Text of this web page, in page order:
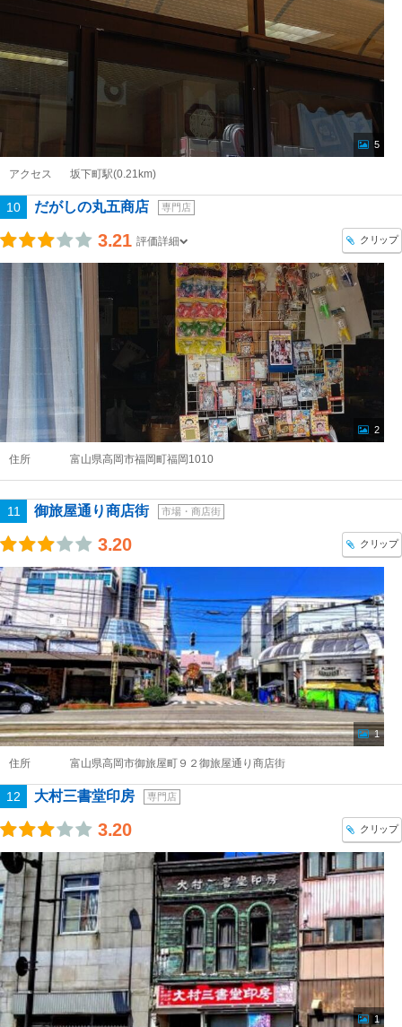
5
アクセス 坂下町駅(0.21km)
10 だがしの丸五商店 専門店
3.21 評価詳細 クリップ
2
住所 富山県高岡市福岡町福岡1010
11 御旅屋通り商店街 市場・商店街
3.20 クリップ
1
住所 富山県高岡市御旅屋町９２御旅屋通り商店街
12 大村三書堂印房 専門店
3.20 クリップ
1